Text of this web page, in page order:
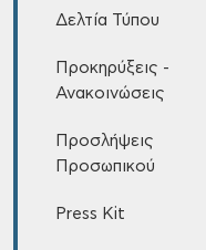
Δελτία Τύπου
Προκηρύξεις -
Ανακοινώσεις
Προσλήψεις
Προσωπικού
Press Kit